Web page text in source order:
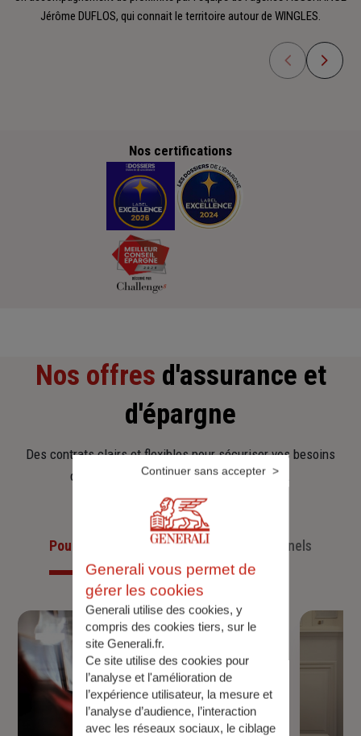
Jérôme DUFLOS, qui connait le territoire autour de WINGLES.
Nos certifications
Nos offres d'assurance et
d'épargne
Des contrats clairs et flexibles pour sécuriser vos besoins
d’aujourd’hui et anticiper ceux de demain.
Pour les particuliersPour les professionnels
Generali vous permet de
gérer les cookies
Generali utilise des cookies, y
compris des cookies tiers, sur le
site Generali.fr.
Ce site utilise des cookies pour
l’analyse et l'amélioration de
l’expérience utilisateur, la mesure et
l’analyse d’audience, l’interaction
avec les réseaux sociaux, le ciblage
Continuer sans accepter